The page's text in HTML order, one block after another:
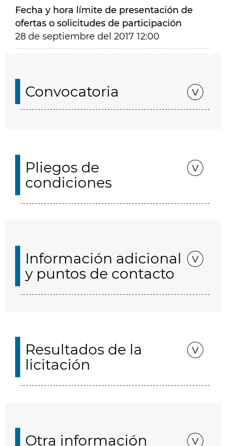
Fecha y hora límite de presentación de
ofertas o solicitudes de participación
28 de septiembre del 2017 12:00
Convocatoria
Pliegos de
condiciones
Información adicional
y puntos de contacto
Resultados de la
licitación
Otra información